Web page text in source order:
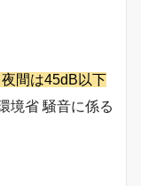
間は45dB以下
境省 騒音に係る